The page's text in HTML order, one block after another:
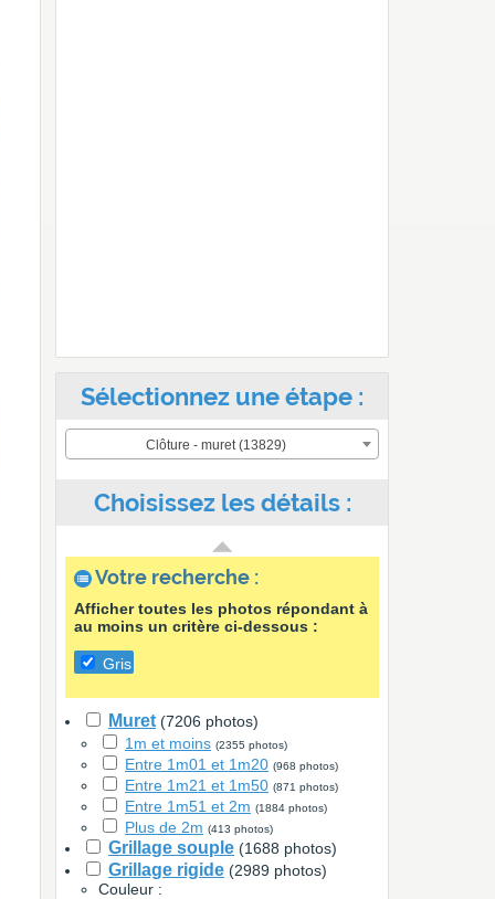
Sélectionnez une étape :
Clôture - muret (13829)
Choisissez les détails :
Votre recherche :
Afficher toutes les photos répondant à
au moins un critère ci-dessous :
Gris
Muret (7206 photos)
1m et moins (2355 photos)
Entre 1m01 et 1m20 (968 photos)
Entre 1m21 et 1m50 (871 photos)
Entre 1m51 et 2m (1884 photos)
Plus de 2m (413 photos)
Grillage souple (1688 photos)
Grillage rigide (2989 photos)
Couleur :